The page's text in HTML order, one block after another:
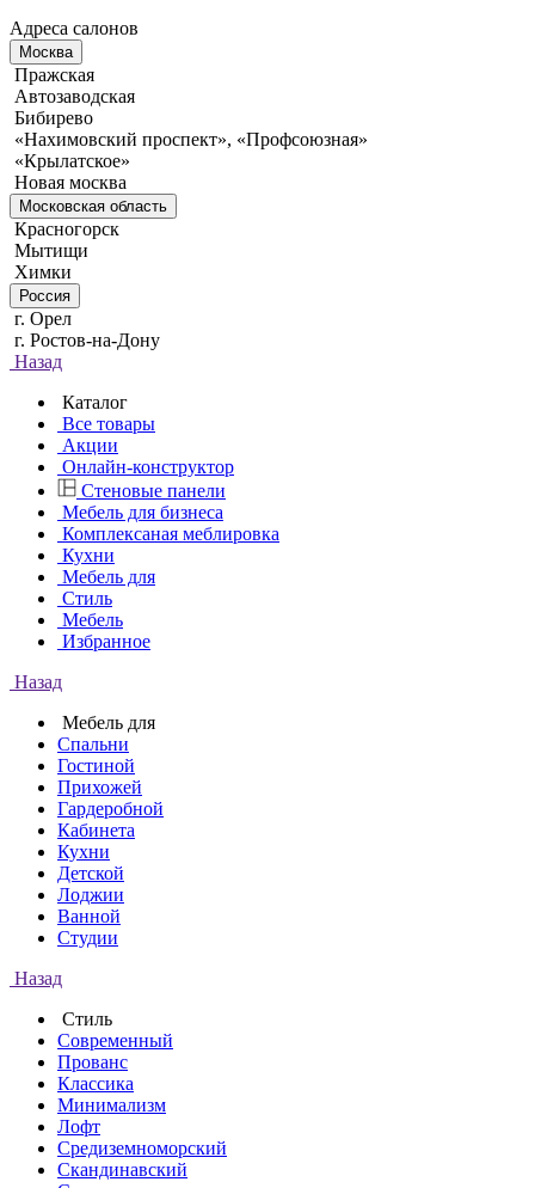
Адреса салонов
Москва
Пражская
Автозаводская
Бибирево
«Нахимовский проспект», «Профсоюзная»
«Крылатское»
Новая москва
Московская область
Красногорск
Мытищи
Химки
Россия
г. Орел
г. Ростов-на-Дону
Назад
Каталог
Все товары
Акции
Онлайн-конструктор
Стеновые панели
Мебель для бизнеса
Комплексаная меблировка
Кухни
Мебель для
Стиль
Мебель
Избранное
Назад
Мебель для
Спальни
Гостиной
Прихожей
Гардеробной
Кабинета
Кухни
Детской
Лоджии
Ванной
Студии
Назад
Стиль
Современный
Прованс
Классика
Минимализм
Лофт
Средиземноморский
Скандинавский